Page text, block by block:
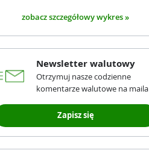
zobacz szczegółowy wykres »
Newsletter walutowy
Otrzymuj nasze codzienne
komentarze walutowe na maila
Zapisz się